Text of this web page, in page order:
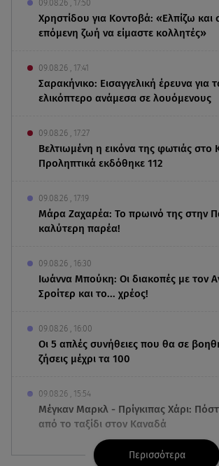
09.08.26 , 17:50
Χρηστίδου για Κοντοβά: «Ελπίζω και
επόμενη ζωή να είμαστε κολλητές»
09.08.26 , 17:41
Σαρακήνικο: Εισαγγελική έρευνα για
ελικόπτερο ανάμεσα σε λουόμενους
09.08.26 , 17:27
Βελτιωμένη η εικόνα της φωτιάς στο
Προληπτικά εκδόθηκε 112
09.08.26 , 17:19
Μάρα Ζαχαρέα: Το πρωινό της στην
καλύτερη παρέα!
09.08.26 , 16:30
Ιωάννα Μπούκη: Οι διακοπές με τον
Σροίτερ και το... χρέος!
09.08.26 , 16:00
Οι 5 απλές συνήθειες που θα σε
ζήσεις μέχρι τα 100
09.08.26 , 15:54
Μέγκαν Μαρκλ - Πρίγκιπας Χάρι:
από το ταξίδι στον Καναδά
09.08.26 , 15:40 Περισσότερα